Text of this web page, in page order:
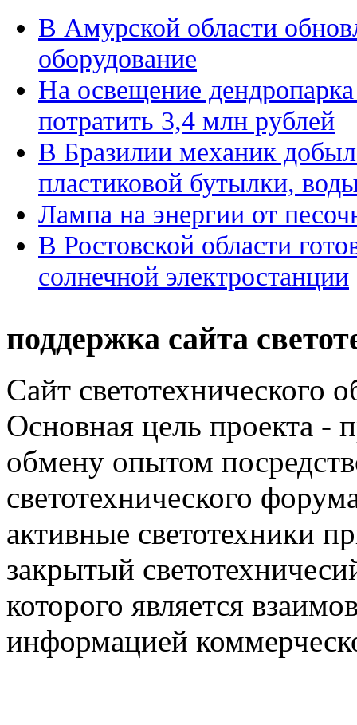
В Амурской области
оборудование
На освещение
потратить 3,4 млн рублей
В Бразилии механик добыл
пластиковой бутылки,
Лампа на энергии от
В Ростовской области
солнечной электростанции
поддержка сайта
Сайт светотехнического
Основная цель проекта -
обмену опытом
светотехнического
активные светотехники
закрытый
которого является
информацией